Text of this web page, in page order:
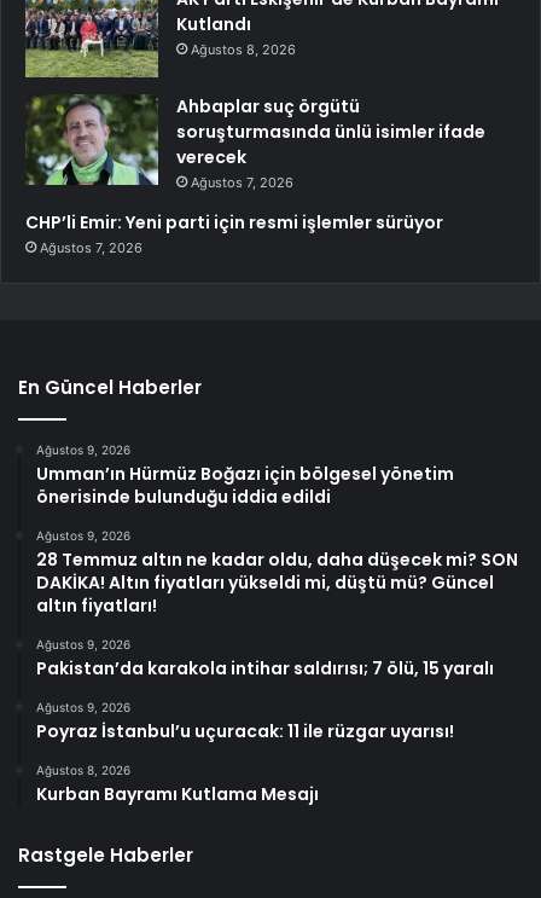
Kutlandı
Ağustos 8, 2026
Ahbaplar suç örgütü
soruşturmasında ünlü isimler ifade
verecek
Ağustos 7, 2026
CHP’li Emir: Yeni parti için resmi işlemler sürüyor
Ağustos 7, 2026
En Güncel Haberler
Ağustos 9, 2026
Umman’ın Hürmüz Boğazı için bölgesel yönetim
önerisinde bulunduğu iddia edildi
Ağustos 9, 2026
28 Temmuz altın ne kadar oldu, daha düşecek mi? SON
DAKİKA! Altın fiyatları yükseldi mi, düştü mü? Güncel
altın fiyatları!
Ağustos 9, 2026
Pakistan’da karakola intihar saldırısı; 7 ölü, 15 yaralı
Ağustos 9, 2026
Poyraz İstanbul’u uçuracak: 11 ile rüzgar uyarısı!
Ağustos 8, 2026
Kurban Bayramı Kutlama Mesajı
Rastgele Haberler